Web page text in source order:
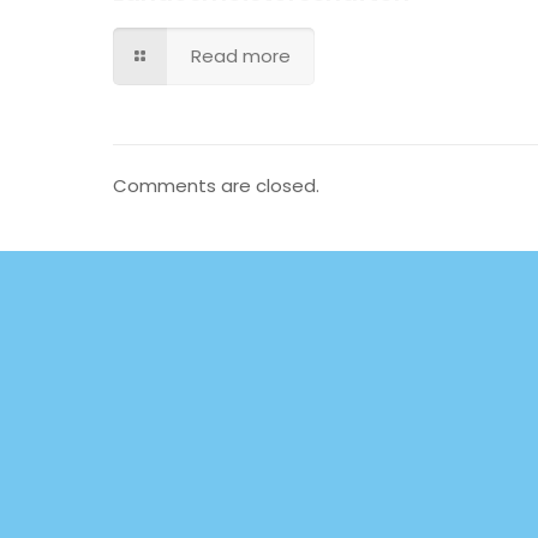
Read more
Comments are closed.